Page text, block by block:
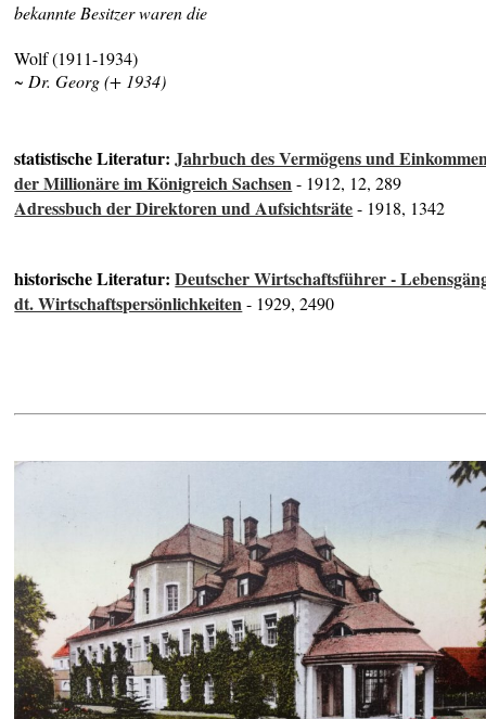
bekannte Besitzer waren die
Wolf (1911-1934)
~ Dr. Georg (+ 1934)
statistische Literatur:Jahrbuch des Vermögens und
der Millionäre im Königreich Sachsen- 1912, 12, 289
Adressbuch der Direktoren und Aufsichtsräte- 1918, 1342
historische Literatur:Deutscher Wirtschaftsführer -
dt. Wirtschaftspersönlichkeiten- 1929, 2490